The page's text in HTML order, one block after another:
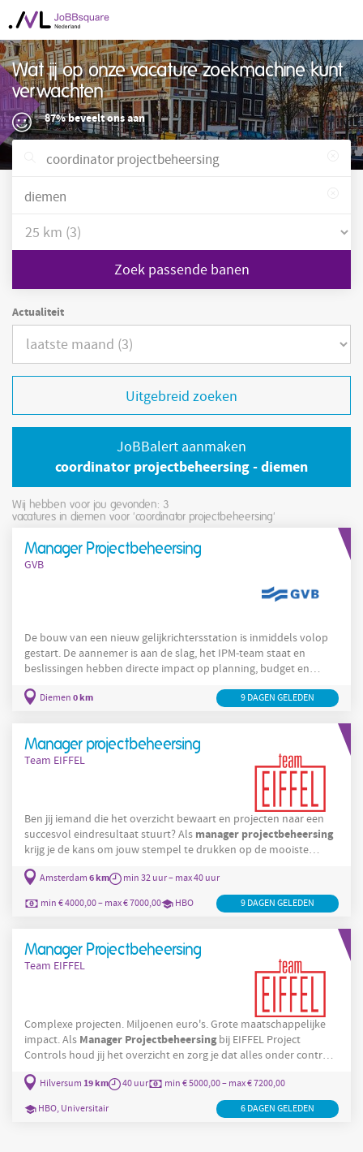
Wat jij op onze vacature zoekmachine kunt
verwachten
87% beveelt ons aan
Zoek passende banen
Actualiteit
Uitgebreid zoeken
JoBBalert aanmaken
coordinator projectbeheersing - diemen
Wij hebben voor jou gevonden: 3
vacatures in diemen voor 'coordinator projectbeheersing'
Manager Projectbeheersing
GVB
De bouw van een nieuw gelijkrichtersstation is inmiddels volop
gestart. De aannemer is aan de slag, het IPM-team staat en
beslissingen hebben directe impact op planning, budget en
Jij bewaakt de beheersing van het project, signaleert tijdig
betrouwbaar blijven rijden. Dit ga je
Diemen 0 km 9 DAGEN GELEDEN
Manager projectbeheersing
Team EIFFEL
Ben jij iemand die het overzicht bewaart en projecten naar een
succesvol eindresultaat stuurt? Als manager projectbeheersing
krijg je de kans om jouw stempel te drukken op de mooiste
maatschappelijk relevante projecten die Nederland vormgeven
projectbeheersing
werk je in een multidisciplinair team aan
projecten die er écht toe doen. Denk aan complexe en
Amsterdam 6 km min 32 uur – max 40 uur
min € 4000,00 – max € 7000,00 HBO 9 DAGEN GELEDEN
Manager Projectbeheersing
Team EIFFEL
Complexe projecten. Miljoenen euro's. Grote maatschappelijke
impact. Als Manager Projectbeheersingbij EIFFEL Project
Controls houd jij het overzicht en zorg je dat alles onder controle
blijft. Of het nu gaat om een dijkversterking, de aanleg van een
windmolenpark of de bouw van een nieuwe fabriek - jij zorgt
voor grip op tijd, geld en risico's. Dit ga je doen Met jouw kennis
en ervaring neem je de leiding over de integrale
Hilversum 19 km 40 uur min € 5000,00 – max € 7200,00
HBO, Universitair 6 DAGEN GELEDEN